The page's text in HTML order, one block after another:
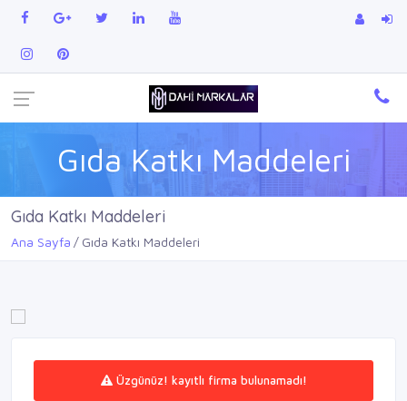
Gıda Katkı Maddeleri
Gıda Katkı Maddeleri
Ana Sayfa Gıda Katkı Maddeleri
Üzgünüz! kayıtlı firma bulunamadı!